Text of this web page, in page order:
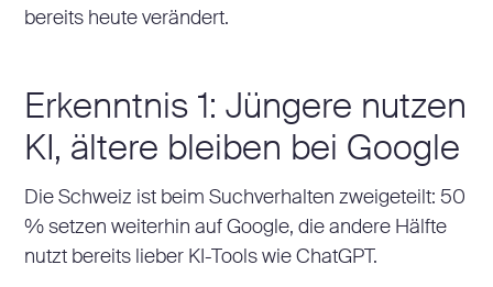
bereits heute verändert.
Erkenntnis 1: Jüngere nutzen
KI, ältere bleiben bei Google
Die Schweiz ist beim Suchverhalten zweigeteilt: 50
% setzen weiterhin auf Google, die andere Hälfte
nutzt bereits lieber KI-Tools wie ChatGPT.